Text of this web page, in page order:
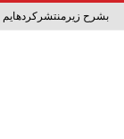
بشرح زیرمنتشرکرده­ایم